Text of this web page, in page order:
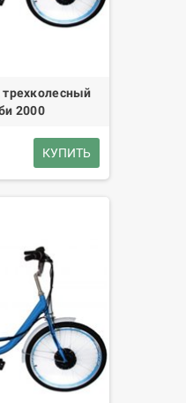
2000
КУПИТЬ